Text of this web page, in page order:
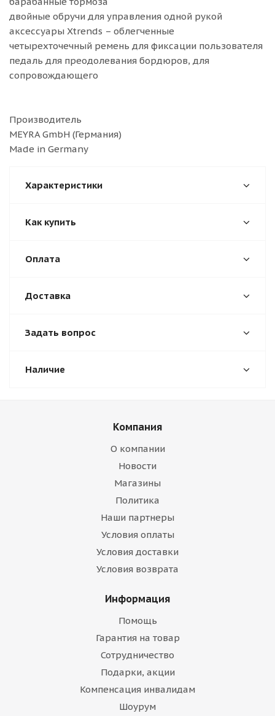
двойные обручи для управления одной рукой
аксессуары Xtrends – облегченные
четырехточечный ремень для фиксации пользователя
педаль для преодолевания бордюров, для
сопровождающего
Производитель
MEYRA GmbH (Германия)
Made in Germany
Характеристики
Как купить
Оплата
Доставка
Задать вопрос
Наличие
Компания
О компании
Новости
Магазины
Политика
Наши партнеры
Условия оплаты
Условия доставки
Условия возврата
Информация
Помощь
Гарантия на товар
Сотрудничество
Подарки, акции
Компенсация инвалидам
Шоурум